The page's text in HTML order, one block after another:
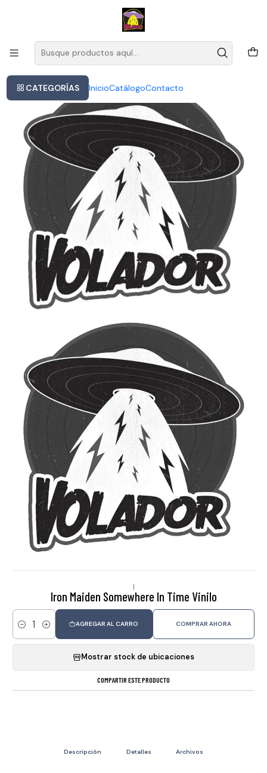
CATEGORÍAS InicioCatálogoContacto
Este es el texto del slide
|
Iron Maiden Somewhere In Time Vinilo
Cantidad
AGREGAR AL CARRO COMPRAR AHORA
Mostrar stock de ubicaciones
COMPARTIR ESTE PRODUCTO
Descripción Detalles Archivos